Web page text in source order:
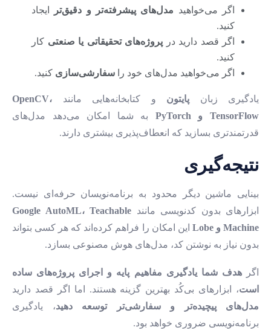
اگر می‌خواهید مدل‌های پیشرفته‌تر و دقیق‌تر
ایجاد
کنید.
اگر قصد دارید در پروژه‌های تحقیقاتی یا صنعتی کار
کنید.
اگر می‌خواهید مدل‌های خود را سفارشی‌سازی کنید.
یادگیری زبان پایتون و کتابخانه‌هایی مانند OpenCV،
TensorFlow و PyTorch
به شما امکان می‌دهد مدل‌های
قدرتمندتری بسازید که انعطاف‌پذیری بیشتری دارند.
نتیجه‌گیری
بینایی ماشین دیگر محدود به برنامه‌نویسان حرفه‌ای نیست.
ابزارهای بدون کدنویسی مانند Google AutoML، Teachable
Machine و Lobe
این امکان را فراهم کرده‌اند که هر کسی بتواند
بدون نیاز به نوشتن کد، مدل‌های هوش مصنوعی بسازد.
اگرهدف شما یادگیری مفاهیم پایه و اجرای پروژه‌های ساده
است، ابزارهای بی‌کُد بهترین گزینه هستند. اما اگر قصد دارید
مدل‌های پیچیده‌تر و سفارشی‌تر توسعه دهید، یادگیری
برنامه‌نویسی ضروری خواهد بود.